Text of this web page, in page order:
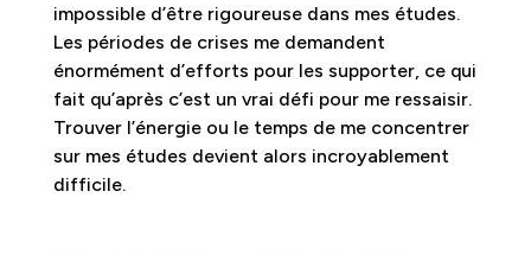
impossible d’être rigoureuse dans mes études.
Les périodes de crises me demandent
énormément d’efforts pour les supporter, ce qui
fait qu’après c’est un vrai défi pour me ressaisir.
Trouver l’énergie ou le temps de me concentrer
sur mes études devient alors incroyablement
difficile.